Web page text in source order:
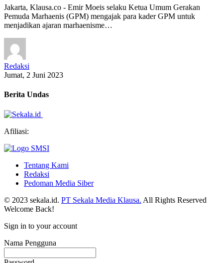
Jakarta, Klausa.co - Emir Moeis selaku Ketua Umum Gerakan
Pemuda Marhaenis (GPM) mengajak para kader GPM untuk
menjadikan ajaran marhaenisme…
Redaksi
Jumat, 2 Juni 2023
Berita Undas
Afiliasi:
Tentang Kami
Redaksi
Pedoman Media Siber
© 2023 sekala.id. PT Sekala Media Klausa. All Rights Reserved
Welcome Back!
Sign in to your account
Nama Pengguna